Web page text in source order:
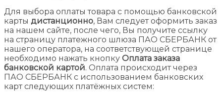
Для выбора оплаты товара с помощью банковской
карты дистанционно, Вам следует оформить заказ
на нашем сайте, после чего, Вы получите ссылку
на страницу платежного шлюза ПАО СБЕРБАНК от
нашего оператора, на соответствующей странице
необходимо нажать кнопку Оплата заказа
банковской картой. Оплата происходит через
ПАО СБЕРБАНК с использованием банковских
карт следующих платёжных систем: